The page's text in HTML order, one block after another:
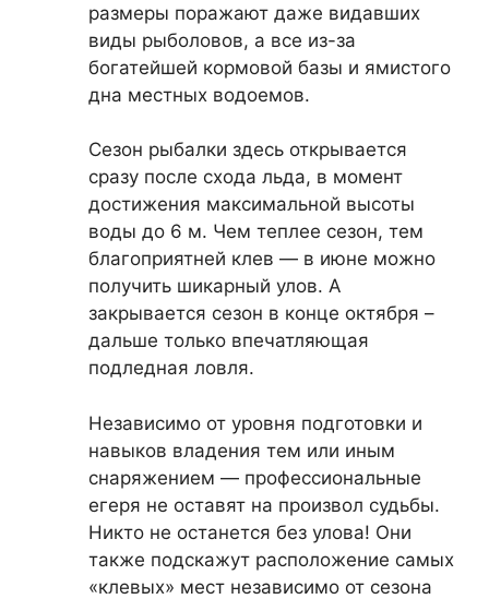
размеры поражают даже видавших
виды рыболовов, а все из-за
богатейшей кормовой базы и ямистого
дна местных водоемов.
Сезон рыбалки здесь открывается
сразу после схода льда, в момент
достижения максимальной высоты
воды до 6 м. Чем теплее сезон, тем
благоприятней клев — в июне можно
получить шикарный улов. А
закрывается сезон в конце октября –
дальше только впечатляющая
подледная ловля.
Независимо от уровня подготовки и
навыков владения тем или иным
снаряжением — профессиональные
егеря не оставят на произвол судьбы.
Никто не останется без улова! Они
также подскажут расположение самых
«клевых» мест независимо от сезона